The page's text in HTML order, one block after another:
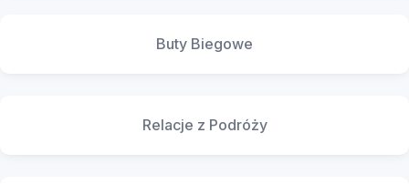
Buty Biegowe
Relacje z Podróży